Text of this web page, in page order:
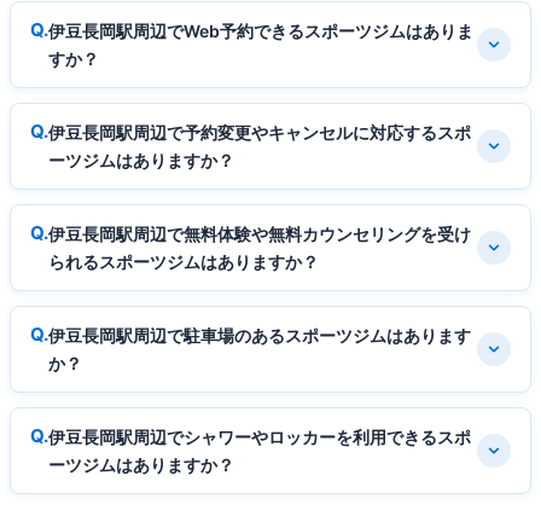
伊豆長岡駅周辺でWeb予約できるスポーツジムはありま
すか？
伊豆長岡駅周辺で予約変更やキャンセルに対応するスポ
ーツジムはありますか？
伊豆長岡駅周辺で無料体験や無料カウンセリングを受け
られるスポーツジムはありますか？
伊豆長岡駅周辺で駐車場のあるスポーツジムはあります
か？
伊豆長岡駅周辺でシャワーやロッカーを利用できるスポ
ーツジムはありますか？